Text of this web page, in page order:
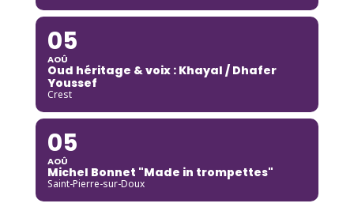
05
AOÛ
Oud héritage & voix : Khayal / Dhafer
Youssef
Crest
05
AOÛ
Michel Bonnet "Made in trompettes"
Saint-Pierre-sur-Doux